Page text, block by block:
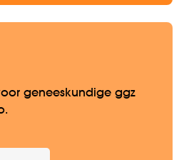
geneeskundige ggz